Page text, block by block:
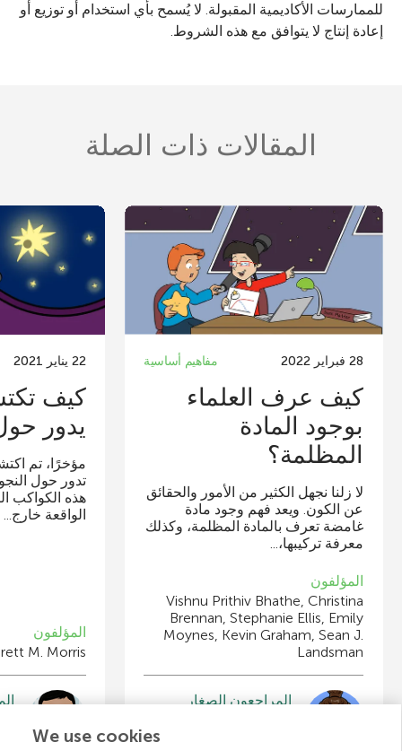
للممارسات الأكاديمية المقبولة. لا يُسمح بأي استخدام أو توزيع أو
إعادة إنتاج لا يتوافق مع هذه الشروط.
المقالات ذات الصلة
28 فبراير 2022 مفاهيم أساسية
كيف عرف العلماء
بوجود المادة
المظلمة؟
لا زلنا نجهل الكثير من الأمور والحقائق
عن الكون. ويعد فهم وجود مادة
غامضة تعرف بالمادة المظلمة، وكذلك
معرفة تركيبها،...
المؤلفون
Vishnu Prithiv Bhathe, Christina
Brennan, Stephanie Ellis, Emily
Moynes, Kevin Graham, Sean J.
Landsman
المراجعون الصغار
22 يناير 2021
كيف
يدور
مؤخرًا، تم
تدور حول
هذه الكواكب
الواقعة خارج...
المؤلفون
M. Morris
We use cookies